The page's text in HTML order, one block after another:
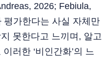
2026; Febiula,
평가한다는 사실 자체만
못한다고 느끼며, 알고
러한 ‘비인간화’의 느